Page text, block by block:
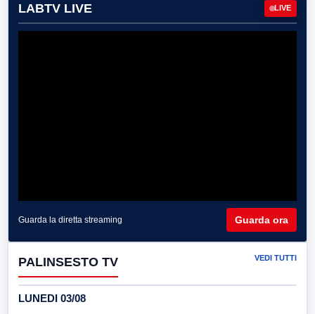
LABTV LIVE LIVE
Guarda la diretta streaming Guarda ora
PALINSESTO TV VEDI TUTTI
LUNEDI 03/08